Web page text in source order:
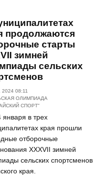
продолжаются
старты
зимней
сельских
08:11
ОЛИМПИАДА
СПОРТ"
января в трех
края прошли
отборочные
XXXVII зимней
сельских спортсменов
края.